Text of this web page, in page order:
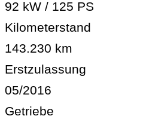
92 kW / 125 PS
Kilometerstand
143.230 km
Erstzulassung
05/2016
Getriebe